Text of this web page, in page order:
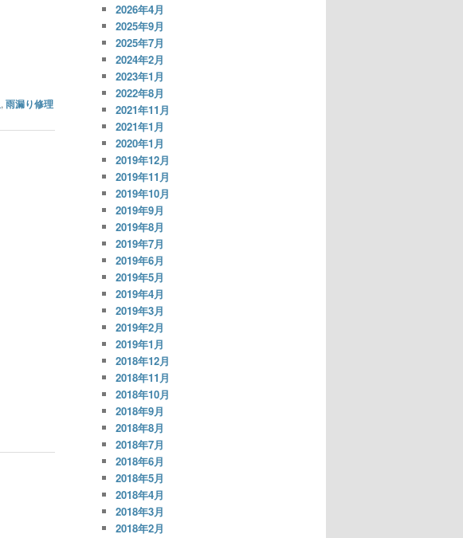
, 雨漏り修理
2026年4月
2025年9月
2025年7月
2024年2月
2023年1月
2022年8月
2021年11月
2021年1月
2020年1月
2019年12月
2019年11月
2019年10月
2019年9月
2019年8月
2019年7月
2019年6月
2019年5月
2019年4月
2019年3月
2019年2月
2019年1月
2018年12月
2018年11月
2018年10月
2018年9月
2018年8月
2018年7月
2018年6月
2018年5月
2018年4月
2018年3月
2018年2月